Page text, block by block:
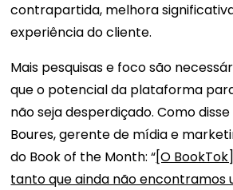
contrapartida, melhora
experiência do cliente.
Mais pesquisas e foco são
que o potencial da plataforma
não seja desperdiçado. Como
Boures, gerente de mídia e
do Book of the Month: “[O
tanto que ainda não encontramos